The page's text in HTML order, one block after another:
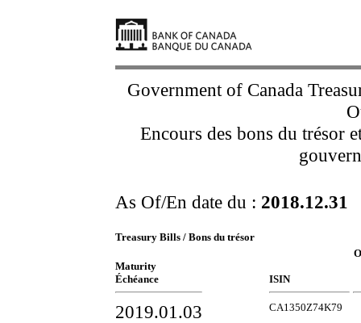
Government of Canada
Encours des bons du trésor
As Of/En date du : 2018.12.31
Treasury Bills / Bons du trésor
Maturity
Échéance
ISIN
2019.01.03 CA1350Z74K79